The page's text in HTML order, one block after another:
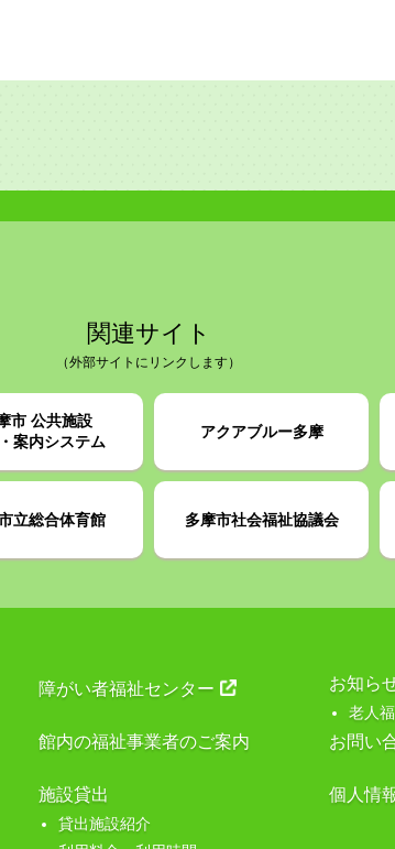
関連サイト
（外部サイトにリンクします）
市 公共施設
案内システム
アクアブルー多摩
立総合体育館 多摩市社会福祉協議会
障がい者福祉センター
館内の福祉事業者のご案内
施設貸出
貸出施設紹介
お知ら
老人
お問い
個人情